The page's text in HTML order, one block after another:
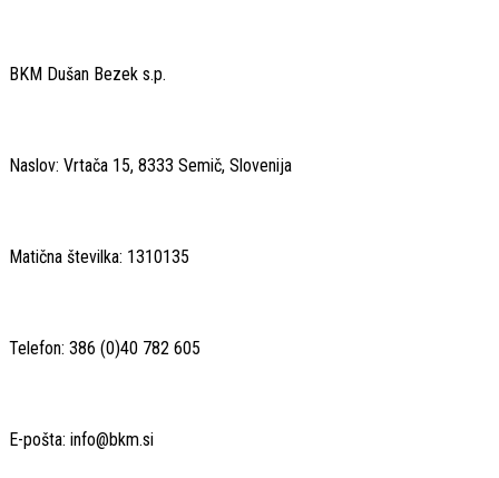
BKM Dušan Bezek s.p.
Naslov: Vrtača 15, 8333 Semič, Slovenija
Matična številka: 1310135
Telefon: 386 (0)40 782 605
E-pošta: info@bkm.si